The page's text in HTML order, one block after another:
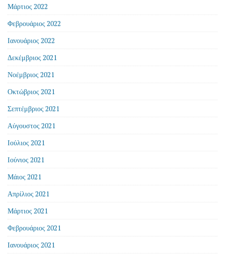
Μάρτιος 2022
Φεβρουάριος 2022
Ιανουάριος 2022
Δεκέμβριος 2021
Νοέμβριος 2021
Οκτώβριος 2021
Σεπτέμβριος 2021
Αύγουστος 2021
Ιούλιος 2021
Ιούνιος 2021
Μάιος 2021
Απρίλιος 2021
Μάρτιος 2021
Φεβρουάριος 2021
Ιανουάριος 2021